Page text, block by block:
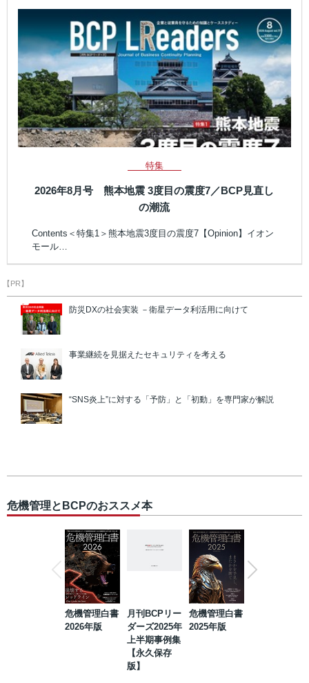
特集
2026年8月号 熊本地震 3度目の震度7／BCP見直し
の潮流
Contents＜特集1＞熊本地震3度目の震度7【Opinion】イオン
モール…
【PR】
防災DXの社会実装 －衛星データ利活用に向けて
事業継続を見据えたセキュリティを考える
“SNS炎上”に対する「予防」と「初動」を専門家が解説
危機管理とBCPのおススメ本
危機管理白書
2026年版
月刊BCPリー
ダーズ2025年
上半期事例集
【永久保存
版】
危機管理白書
2025年版